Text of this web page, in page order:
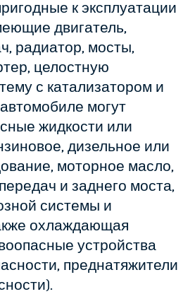
к эксплуатации
двигатель,
радиатор, мосты,
целостную
с катализатором и
могут
жидкости или
дизельное или
моторное масло,
и заднего моста,
системы и
охлаждающая
устройства
преднатяжители